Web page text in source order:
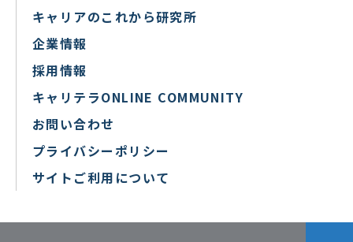
キャリアのこれから研究所
企業情報
採用情報
キャリテラONLINE COMMUNITY
お問い合わせ
プライバシーポリシー
サイトご利用について